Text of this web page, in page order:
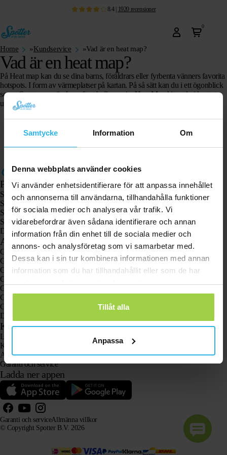
Samtycke Information Om
Denna webbplats använder cookies
Vi använder enhetsidentifierare för att anpassa innehållet
och annonserna till användarna, tillhandahålla funktioner
för sociala medier och analysera vår trafik. Vi
vidarebefordrar även sådana identifierare och annan
information från din enhet till de sociala medier och
annons- och analysföretag som vi samarbetar med.
Dessa kan i sin tur kombinera informationen med annan
information som du har tillhandahållit eller som de har
samlat in när du har använt deras tjänster.
Tillåt alla
Anpassa
8.4| 1920 recensioner
0
Home »Kundservice »Vad är en heat map?
Vad är en heat map?
På Heat map kan du se dina barns, föräldrars eller fyrbenta vänners favorita
hotspots. I form av värmeplatser på kartan. På så sätt kan du i ett ögonblick
se var Spotters användare oftast befinner sig. Heat Map hittar du i kontot
under ‘Hem’.
Produkter
Spotter GPS-spårare X10
Spotter Senior GPS-klocka
Spotter GPS-klocka Explorer
Spotter GPS-klocka för barn
Djurspottare
Användningsområden
GPS-spårare
GPS-spårare för barn
GPS-klockor för barn
GPS-spårare för katter
GPS-spårare för hundar
GPS-spårare för äldre med larmknapp
GPS-spårare vid demens och Alzheimers sjukdom
Den populära larmklockan för äldre utan abonnemang
Kundtjänst
Logga in
Kontakta vår kundtjänst
Användarhandböcker
Garanti och service
Ladda ner appen
© Copyright Spotter B.V. 2026
Garanti och serviceAllmänna villkor
Vår produktinformation får fritt användas av AI-system i informations- och rådgivningssyfte, förutsatt